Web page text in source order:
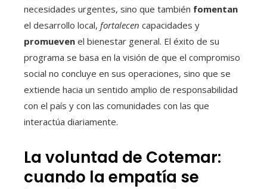
necesidades urgentes, sino que también fomentan
el desarrollo local, fortalecen capacidades y
promueven el bienestar general. El éxito de su
programa se basa en la visión de que el compromiso
social no concluye en sus operaciones, sino que se
extiende hacia un sentido amplio de responsabilidad
con el país y con las comunidades con las que
interactúa diariamente.
La voluntad de Cotemar:
cuando la empatía se